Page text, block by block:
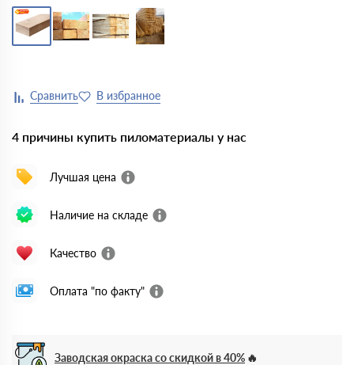
4 причины купить пиломатериалы у нас
Лучшая цена
Наличие на складе
Качество
Оплата "по факту"
Заводская окраска со скидкой в 40%